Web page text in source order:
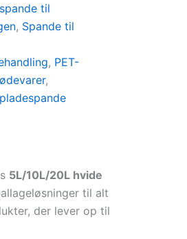
til
, Spande til
, PET-
,
5L/10L/20L hvide
til alt
der lever op til